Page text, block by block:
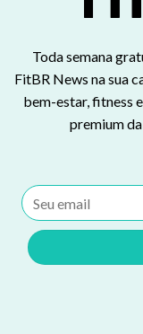
Toda semana
FitBR News na sua
bem-estar, fitness
premium